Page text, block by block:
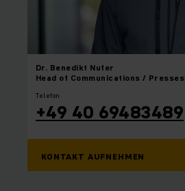
Dr. Benedikt Nufer
Head of Communications /
Telefon
+49 40 69483489
KONTAKT AUFNEHMEN